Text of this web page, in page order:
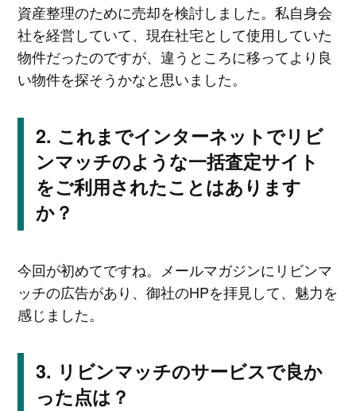
資産整理のために売却を検討しました。私自身会
社を経営していて、現在社宅として使用していた
物件だったのですが、違うところに移ってより良
い物件を探そうかなと思いました。
これまでインターネットでリビ
ンマッチのような一括査定サイト
をご利用されたことはあります
か？
今回が初めてですね。メールマガジンにリビンマ
ッチの広告があり、御社のHPを拝見して、魅力を
感じました。
リビンマッチのサービスで良か
った点は？